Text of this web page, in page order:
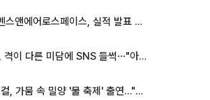
LIG디펜스앤에어로스페이스, 실적 발표 후 급락→반등⋯증권가 “28년까지 튼튼”
김규원, 격이 다른 미담에 SNS 들썩⋯"아이 속옷 빨고 졸업식도 참석"
하하·스컬, 가뭄 속 밀양 '물 축제' 출연…"출연료 전액 기부"